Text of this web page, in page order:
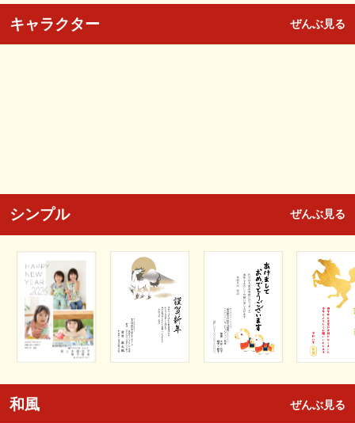
キャラクター ぜんぶ見る
シンプル ぜんぶ見る
和風 ぜんぶ見る